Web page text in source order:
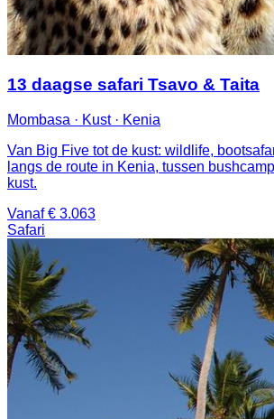
13 daagse safari Tsavo & Taita
Mombasa · Kust · Kenia
Van Big Five tot de kust: wildlife,
langs de route in Kenia, tussen
kust.
Vanaf € 3.063
Safari